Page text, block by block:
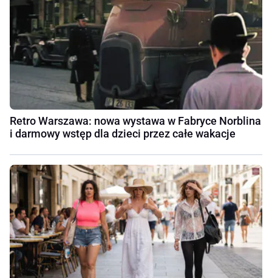
Retro Warszawa: nowa wystawa w Fabryce Norblina
i darmowy wstęp dla dzieci przez całe wakacje